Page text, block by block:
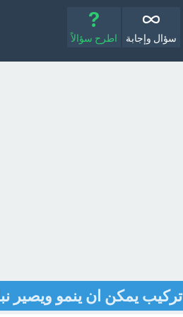
سؤال وإجابة اطرح سؤالاً
تركيب يمكن ان ينمو ويصير